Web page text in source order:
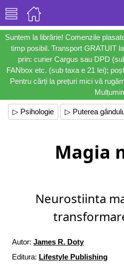
Suntem la librărie! Comenzile
timp posibil. Transport GRATUIT
prin: curier Cargus sau DPD
FANbox etc. (sub taxa e 21 lei);
Pentru cărți la prețuri mici vă
▷ Psihologie ▷ Puterea
Magia
Neurostiinta
Autor: James R. Doty
Editura: Lifestyle Publishing